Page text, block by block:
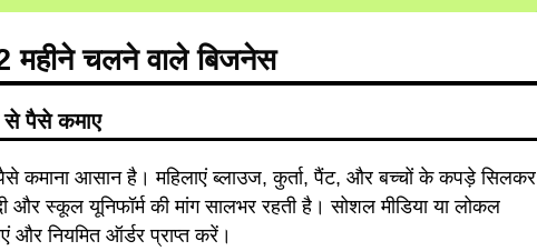
महीने चलने वाले बिजनेस
से पैसे कमाए
कमाना आसान है। महिलाएं ब्लाउज, कुर्ता, पैंट, और बच्चों के कपड़े सिलकर
और स्कूल यूनिफॉर्म की मांग सालभर रहती है। सोशल मीडिया या लोकल
और नियमित ऑर्डर प्राप्त करें।